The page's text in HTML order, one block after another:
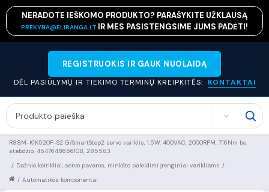
NERADOTE IEŠKOMO PRODUKTO? PARAŠYKITE UŽKLAUSĄ
PREKYBA@ELIRANGA.LT IR MES PASISTENGSIME JUMS PADĖTI!
REGISTRUOKIS IR GAUK NUOLAIDĄ
DĖL PASIŪLYMŲ IR TIEKIMO TERMINŲ KREIPKITĖS: KONTAKTAI
SEARCH
R88M-K1K520F-S2 G/SmartStep2 servo variklis, 1,5W, 400VAC, 2000RPM, 7.16Nm be
stabdžio, 4547648656108, 285583
/
Dažnio keitikliai, servo pavaros, minkšto paleidimi įrenginiai varikliams
/
Automatikos komponentai
/